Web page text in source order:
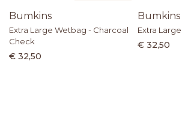
Bumkins
Extra Large Wetbag - Charcoal
Check
€ 32,50
Bumkins
Extra
€ 32,50